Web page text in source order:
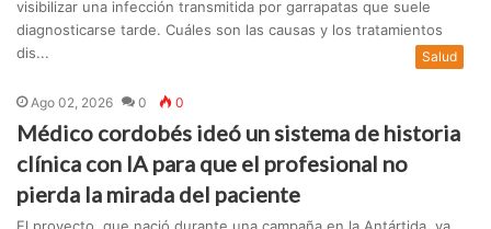
visibilizar una infección transmitida por garrapatas que suele
diagnosticarse tarde. Cuáles son las causas y los tratamientos
dis...
Salud
Ago 02, 2026 0 0
Médico cordobés ideó un sistema de historia
clínica con IA para que el profesional no
pierda la mirada del paciente